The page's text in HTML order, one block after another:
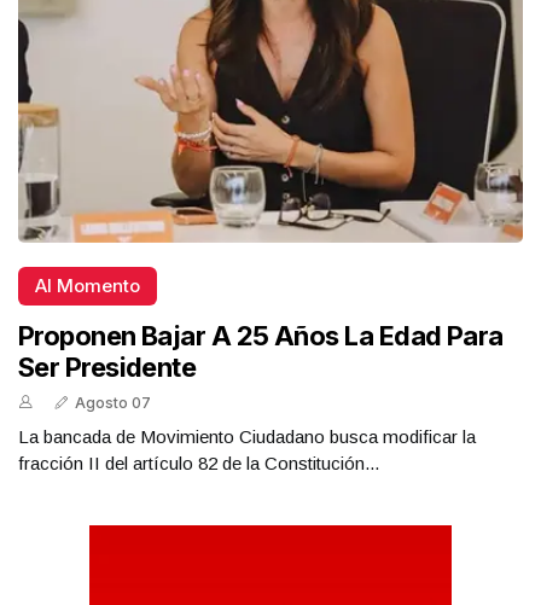
Al Momento
Proponen Bajar A 25 Años La Edad Para
Ser Presidente
Agosto 07
La bancada de Movimiento Ciudadano busca modificar la
fracción II del artículo 82 de la Constitución...